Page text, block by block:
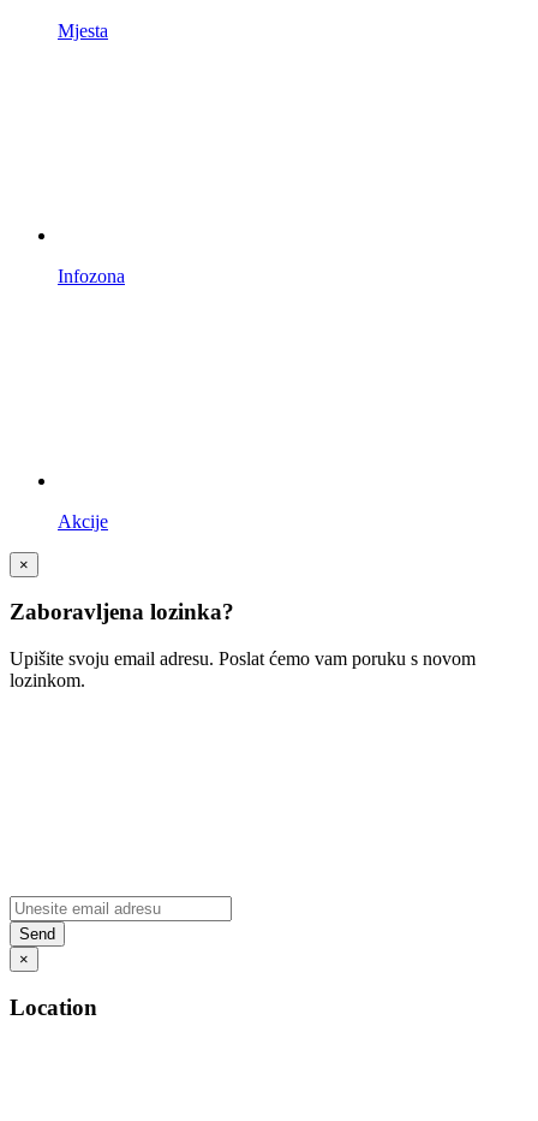
Mjesta
Infozona
Akcije
×
Zaboravljena lozinka?
Upišite svoju email adresu. Poslat ćemo vam poruku s novom
lozinkom.
×
Location